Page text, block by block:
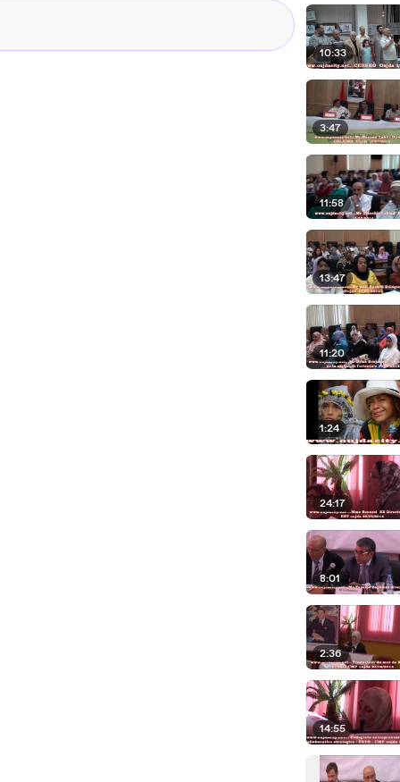
10:33
3:47
11:58
13:47
11:20
1:24
24:17
8:01
2:36
14:55